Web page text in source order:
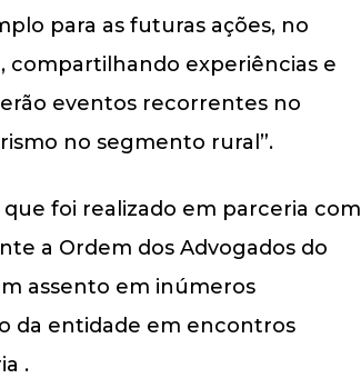
para as futuras ações, no
compartilhando experiências e
eventos recorrentes no
no segmento rural”.
foi realizado em parceria com
a Ordem dos Advogados do
assento em inúmeros
da entidade em encontros
.